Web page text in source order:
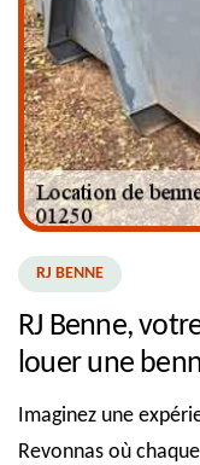
RJ BENNE
RJ Benne,
louer une
Imaginez une
Revonnas où